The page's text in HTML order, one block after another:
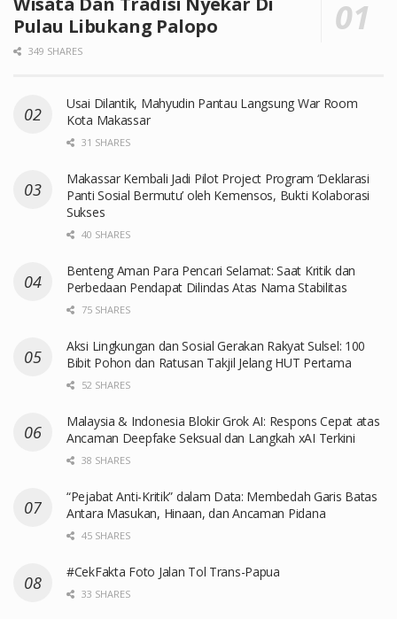
Pulau Libukang Palopo
349 SHARES
Usai Dilantik, Mahyudin Pantau Langsung War Room
Kota Makassar
31 SHARES
Makassar Kembali Jadi Pilot Project Program ‘Deklarasi
Panti Sosial Bermutu’ oleh Kemensos, Bukti Kolaborasi
Sukses
40 SHARES
Benteng Aman Para Pencari Selamat: Saat Kritik dan
Perbedaan Pendapat Dilindas Atas Nama Stabilitas
75 SHARES
Aksi Lingkungan dan Sosial Gerakan Rakyat Sulsel: 100
Bibit Pohon dan Ratusan Takjil Jelang HUT Pertama
52 SHARES
Malaysia & Indonesia Blokir Grok AI: Respons Cepat atas
Ancaman Deepfake Seksual dan Langkah xAI Terkini
38 SHARES
“Pejabat Anti-Kritik” dalam Data: Membedah Garis Batas
Antara Masukan, Hinaan, dan Ancaman Pidana
45 SHARES
#CekFakta Foto Jalan Tol Trans-Papua
33 SHARES